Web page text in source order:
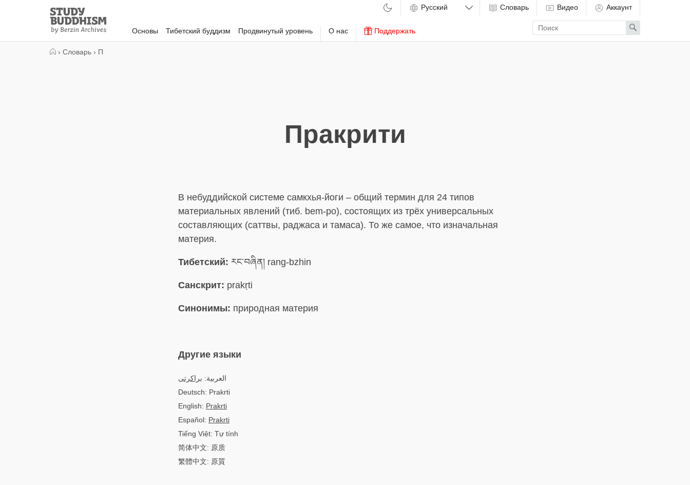
Study
Buddhism
Home
Основы Тибетский буддизм Продвинутый уровень О нас Поддержать
Словарь Видео Аккаунт
Enter
search
term
Search
› Словарь › П
Пракрити
В небуддийской системе самкхья-йоги – общий термин для 24 типов
материальных явлений (тиб. bem-po), состоящих из трёх универсальных
составляющих (саттвы, раджаса и тамаса). То же самое, что изначальная
материя.
Тибетский: རང་བཞིན། rang-bzhin
Санскрит: prakṛti
Синонимы: природная материя
Другие языки
العربية: براكرتى
Deutsch: Prakrti
English: Prakrti
Español: Prakrti
Tiếng Việt: Tự tính
简体中文: 原质
繁體中文: 原質